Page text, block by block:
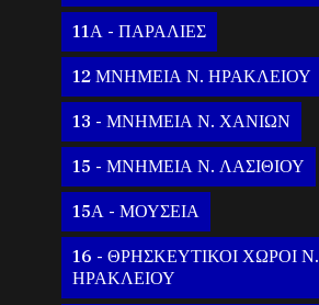
11Α - ΠΑΡΑΛΙΕΣ
12 ΜΝΗΜΕΙΑ Ν. ΗΡΑΚΛΕΙΟΥ
13 - ΜΝΗΜΕΙΑ Ν. ΧΑΝΙΩΝ
15 - ΜΝΗΜΕΙΑ Ν. ΛΑΣΙΘΙΟΥ
15Α - ΜΟΥΣΕΙΑ
16 - ΘΡΗΣΚΕΥΤΙΚΟΙ ΧΩΡΟΙ Ν.
ΗΡΑΚΛΕΙΟΥ